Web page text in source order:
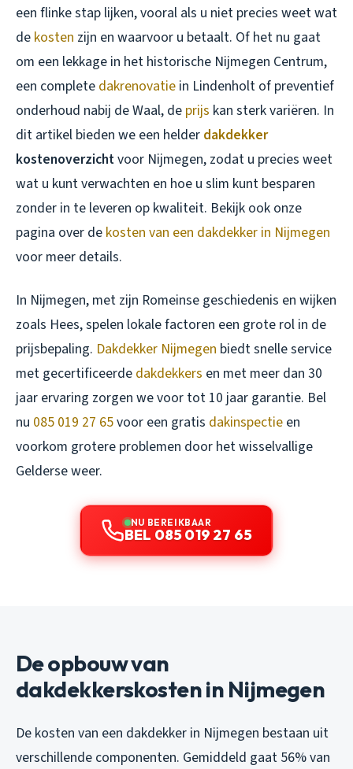
een flinke stap lijken, vooral als u niet precies weet wat
de kosten zijn en waarvoor u betaalt. Of het nu gaat
om een lekkage in het historische Nijmegen Centrum,
een complete dakrenovatie in Lindenholt of preventief
onderhoud nabij de Waal, de prijs kan sterk variëren. In
dit artikel bieden we een helder dakdekker
kostenoverzichtvoor Nijmegen, zodat u precies weet
wat u kunt verwachten en hoe u slim kunt besparen
zonder in te leveren op kwaliteit. Bekijk ook onze
pagina over de kosten van een dakdekker in Nijmegen
voor meer details.
In Nijmegen, met zijn Romeinse geschiedenis en wijken
zoals Hees, spelen lokale factoren een grote rol in de
prijsbepaling. Dakdekker Nijmegen biedt snelle service
met gecertificeerde dakdekkers en met meer dan 30
jaar ervaring zorgen we voor tot 10 jaar garantie. Bel
nu 085 019 27 65voor een gratis dakinspectie en
voorkom grotere problemen door het wisselvallige
Gelderse weer.
NU BEREIKBAAR
BEL 085 019 27 65
De opbouw van
dakdekkerskosten in Nijmegen
De kosten van een dakdekker in Nijmegen bestaan uit
verschillende componenten. Gemiddeld gaat 56% van